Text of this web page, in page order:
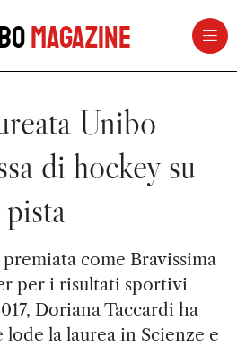
Magazine
Unibo
di hockey su
pista
come Bravissima
per i risultati sportivi
Doriana Taccardi ha
lode la laurea in Scienze e